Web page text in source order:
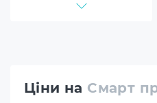
Ціни на Смарт